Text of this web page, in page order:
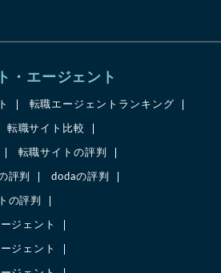
・エージェント
転職エージェントランキング
転職サイト比較
転職サイトの評判
評判 dodaの評判
の評判
ジェント
ジェント